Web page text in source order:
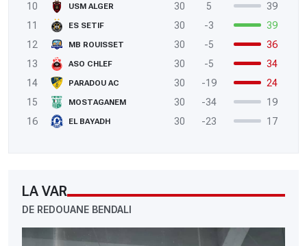
10 USM ALGER 30 5
39
11
ES SETIF 30 -3
39
12
MB ROUISSET 30 -5
36
13
ASO CHLEF 30 -5
34
14
PARADOU AC 30 -19
24
15
MOSTAGANEM 30 -34
19
16
EL BAYADH 30 -23 17
LA VAR
DE REDOUANE BENDALI